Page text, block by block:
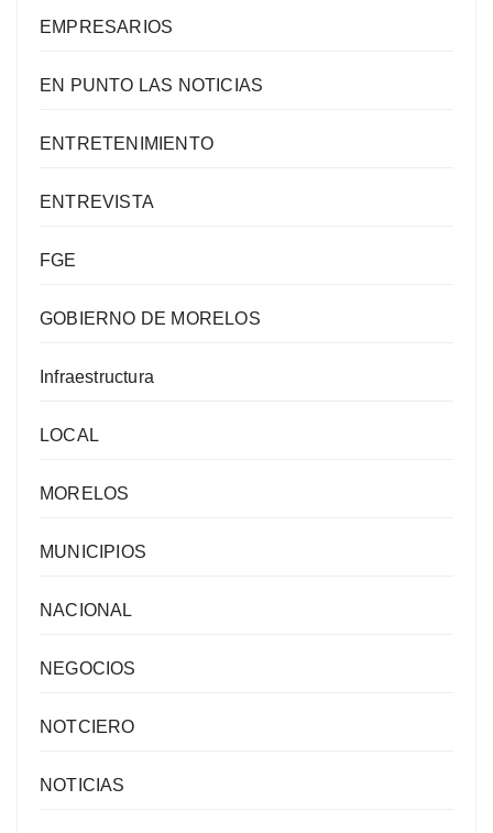
EMPRESARIOS
EN PUNTO LAS NOTICIAS
ENTRETENIMIENTO
ENTREVISTA
FGE
GOBIERNO DE MORELOS
Infraestructura
LOCAL
MORELOS
MUNICIPIOS
NACIONAL
NEGOCIOS
NOTCIERO
NOTICIAS